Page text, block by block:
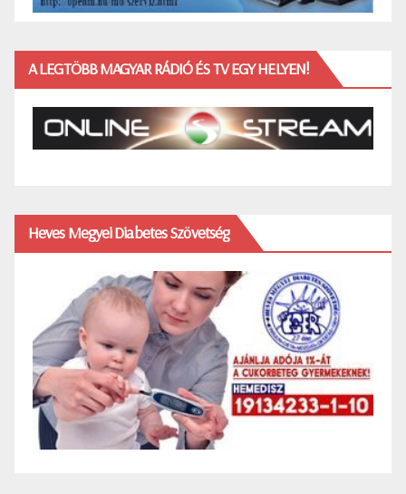
A LEGTÖBB MAGYAR RÁDIÓ ÉS TV EGY HELYEN!
Heves Megyei Diabetes Szövetség